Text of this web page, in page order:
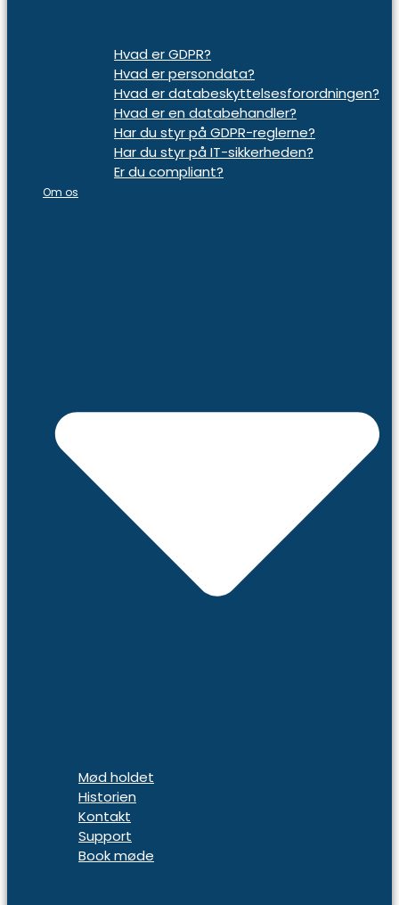
Hvad er GDPR?
Hvad er persondata?
Hvad er databeskyttelsesforordningen?
Hvad er en databehandler?
Har du styr på GDPR-reglerne?
Har du styr på IT-sikkerheden?
Er du compliant?
Om os
Mød holdet
Historien
Kontakt
Support
Book møde